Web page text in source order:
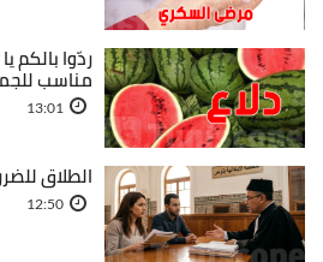
ردّوا بالكم
مناسب
13:01
الطلاق
12:50